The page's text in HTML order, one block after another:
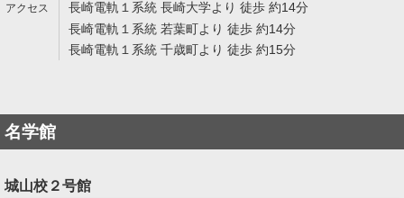
長崎電軌１系統 長崎大学より 徒歩 約14分
長崎電軌１系統 若葉町より 徒歩 約14分
長崎電軌１系統 千歳町より 徒歩 約15分
名学館
城山校２号館